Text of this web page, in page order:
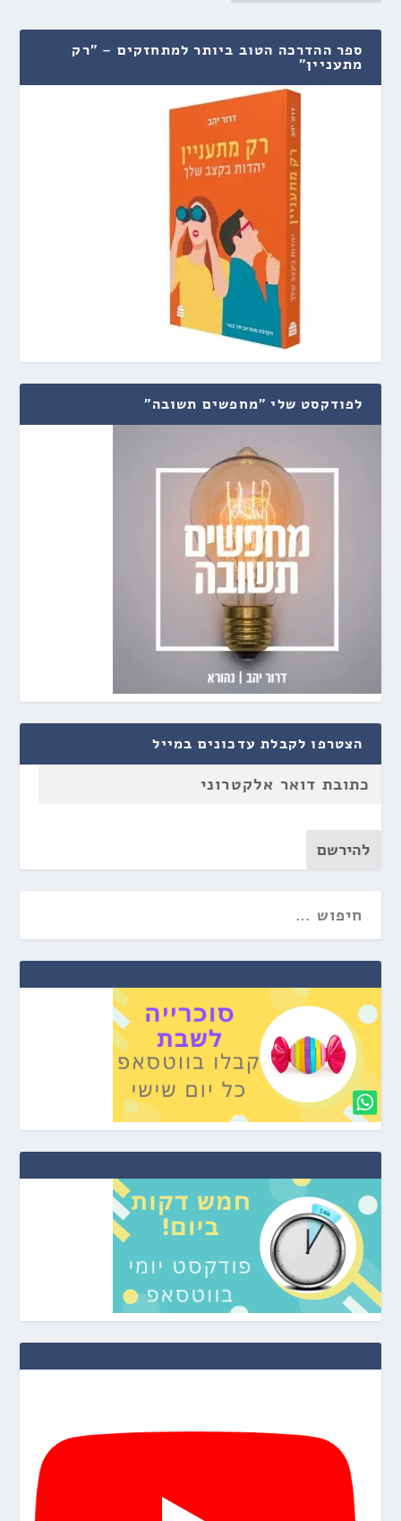
ספר ההדרכה הטוב ביותר למתחזקים – "רק
מתעניין"
לפודקסט שלי "מחפשים תשובה"
הצטרפו לקבלת עדכונים במייל
להירשם